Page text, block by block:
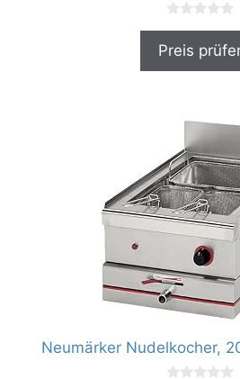
0
o
Preis
Neumärker Nudelkocher,